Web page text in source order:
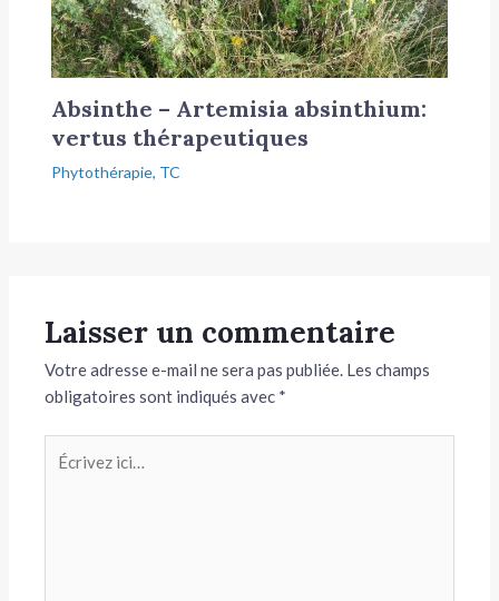
Absinthe – Artemisia absinthium:
vertus thérapeutiques
Phytothérapie, TC
Laisser un commentaire
Votre adresse e-mail ne sera pas publiée. Les champs
obligatoires sont indiqués avec *
ici…